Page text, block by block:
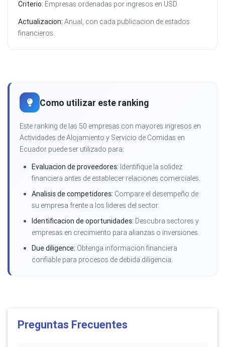
Criterio: Empresas ordenadas por ingresos en USD.
Actualizacion: Anual, con cada publicacion de estados
financieros.
Como utilizar este ranking
Este ranking de las 50 empresas con mayores ingresos en
Actividades de Alojamiento y Servicio de Comidas en
Ecuador puede ser utilizado para:
Evaluacion de proveedores: Identifique la solidez
financiera antes de establecer relaciones comerciales.
Analisis de competidores: Compare el desempeño de
su empresa frente a los lideres del sector.
Identificacion de oportunidades: Descubra sectores y
empresas en crecimiento para alianzas o inversiones.
Due diligence: Obtenga informacion financiera
confiable para procesos de debida diligencia.
Preguntas Frecuentes